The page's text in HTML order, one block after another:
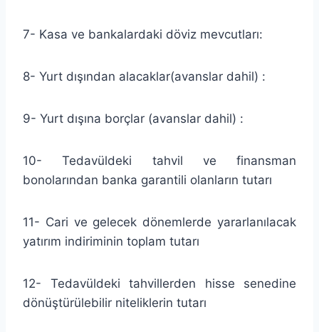
7- Kasa ve bankalardaki döviz mevcutları:
8- Yurt dışından alacaklar(avanslar dahil) :
9- Yurt dışına borçlar (avanslar dahil) :
10- Tedavüldeki tahvil ve finansman
bonolarından banka garantili olanların tutarı
11- Cari ve gelecek dönemlerde yararlanılacak
yatırım indiriminin toplam tutarı
12- Tedavüldeki tahvillerden hisse senedine
dönüştürülebilir niteliklerin tutarı